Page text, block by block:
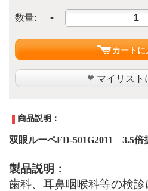
数量: -
カートに
マイリスト
商品説明：
双眼ルーペFD-501G2011 3.5倍
製品説明：
歯科、耳鼻咽喉科等の検